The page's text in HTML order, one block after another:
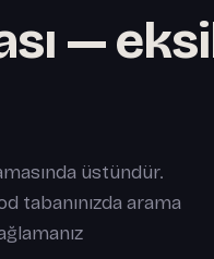
—
üstündür.
tabanınızda arama